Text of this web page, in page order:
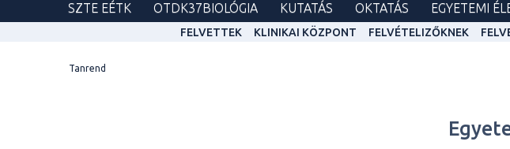
SZTE EÉTK
OTDK37BIOLÓGIA KUTATÁS OKTATÁS EGYETEMI
FELVETTEK KLINIKAI KÖZPONT FELVÉTELIZŐKNEK
Tanrend